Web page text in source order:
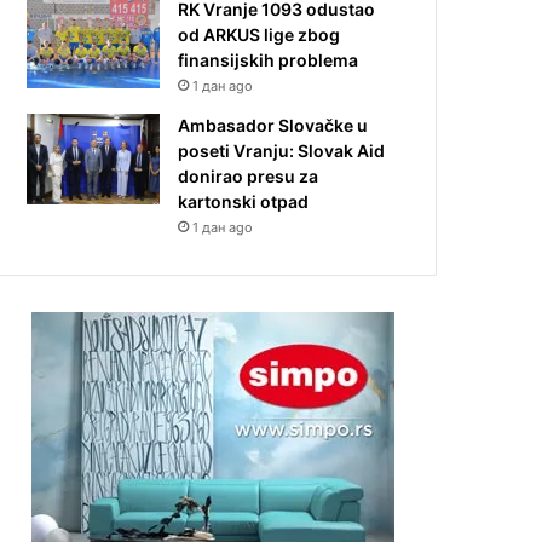
RK Vranje 1093 odustao
od ARKUS lige zbog
finansijskih problema
1 дан ago
Ambasador Slovačke u
poseti Vranju: Slovak Aid
donirao presu za
kartonski otpad
1 дан ago